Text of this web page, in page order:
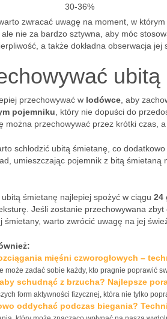
30-36%
zwracać uwagę na moment, w
nie za bardzo sztywna, aby móc
a także dokładna obserwacja jej
ubitą
przechowywać w lodówce , aby
pojemniku , który nie dopuści do
można przechowywać przez krótki czas,
schłodzić ubitą śmietanę, co
umieszczając pojemnik z bitą
śmietanę najlepiej spożyć w ciągu 24
Jeśli zostanie przechowywana
śmietany, warto zwrócić uwagę na jej
mięśni czworogłowych –
może zadać sobie każdy, kto pragnie poprawić
schudnąć z brzucha? Najlepsze
form aktywności fizycznej, która nie tylko
oddychać podczas biegania?